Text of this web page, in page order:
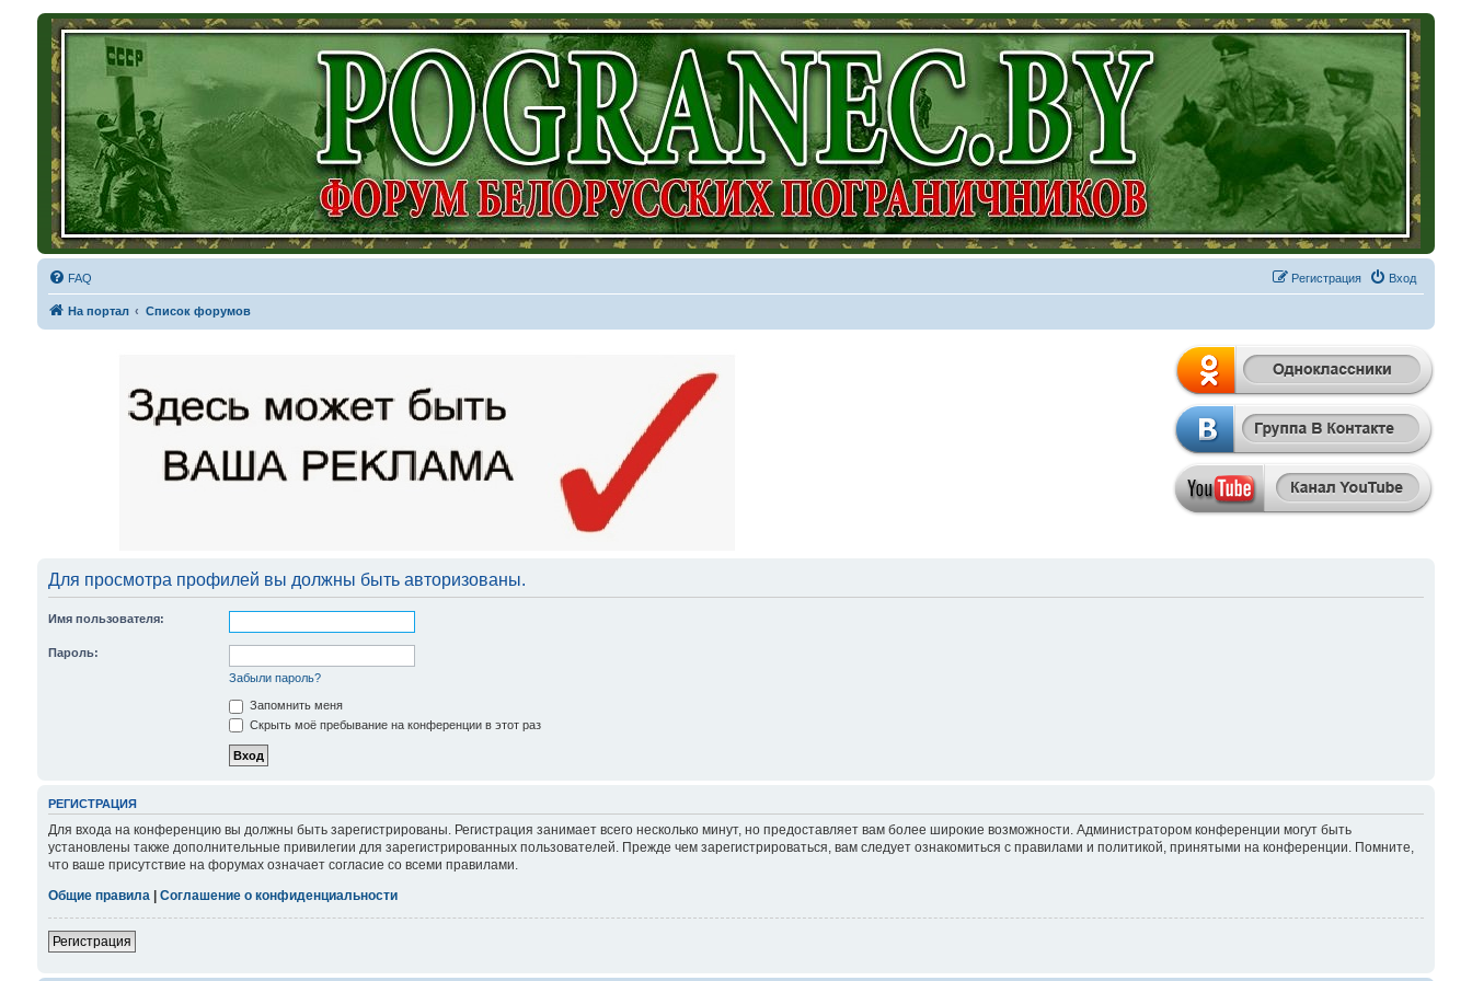
FAQ Вход
Регистрация
На портал Список форумов
Для просмотра профилей вы должны быть авторизованы.
Имя пользователя:
Пароль:
Забыли пароль?
Запомнить меня
Скрыть моё пребывание на конференции в этот раз
РЕГИСТРАЦИЯ
Для входа на конференцию вы должны быть зарегистрированы. Регистрация занимает всего несколько минут, но предоставляет вам более широкие возможности. Администратором конференции могут быть
установлены также дополнительные привилегии для зарегистрированных пользователей. Прежде чем зарегистрироваться, вам следует ознакомиться с правилами и политикой, принятыми на конференции. Помните,
что ваше присутствие на форумах означает согласие со всеми правилами.
Общие правила | Соглашение о конфиденциальности
Регистрация